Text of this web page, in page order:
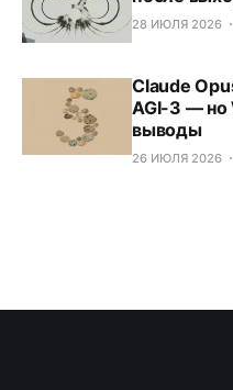
28 ИЮЛЯ 2026
Claude
AGI-3 — но
выводы
26 ИЮЛЯ 2026